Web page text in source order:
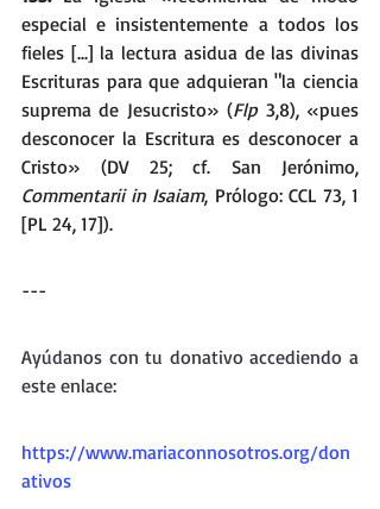
especial e insistentemente a todos los
fieles [...] la lectura asidua de las divinas
Escrituras para que adquieran "la ciencia
suprema de Jesucristo» (Flp 3,8), «pues
desconocer la Escritura es desconocer a
Commentarii in Isaiam, Prólogo: CCL 73, 1
[PL 24, 17]).
---
Ayúdanos con tu donativo accediendo a
este enlace:
https://www.mariaconnosotros.org/don
ativos